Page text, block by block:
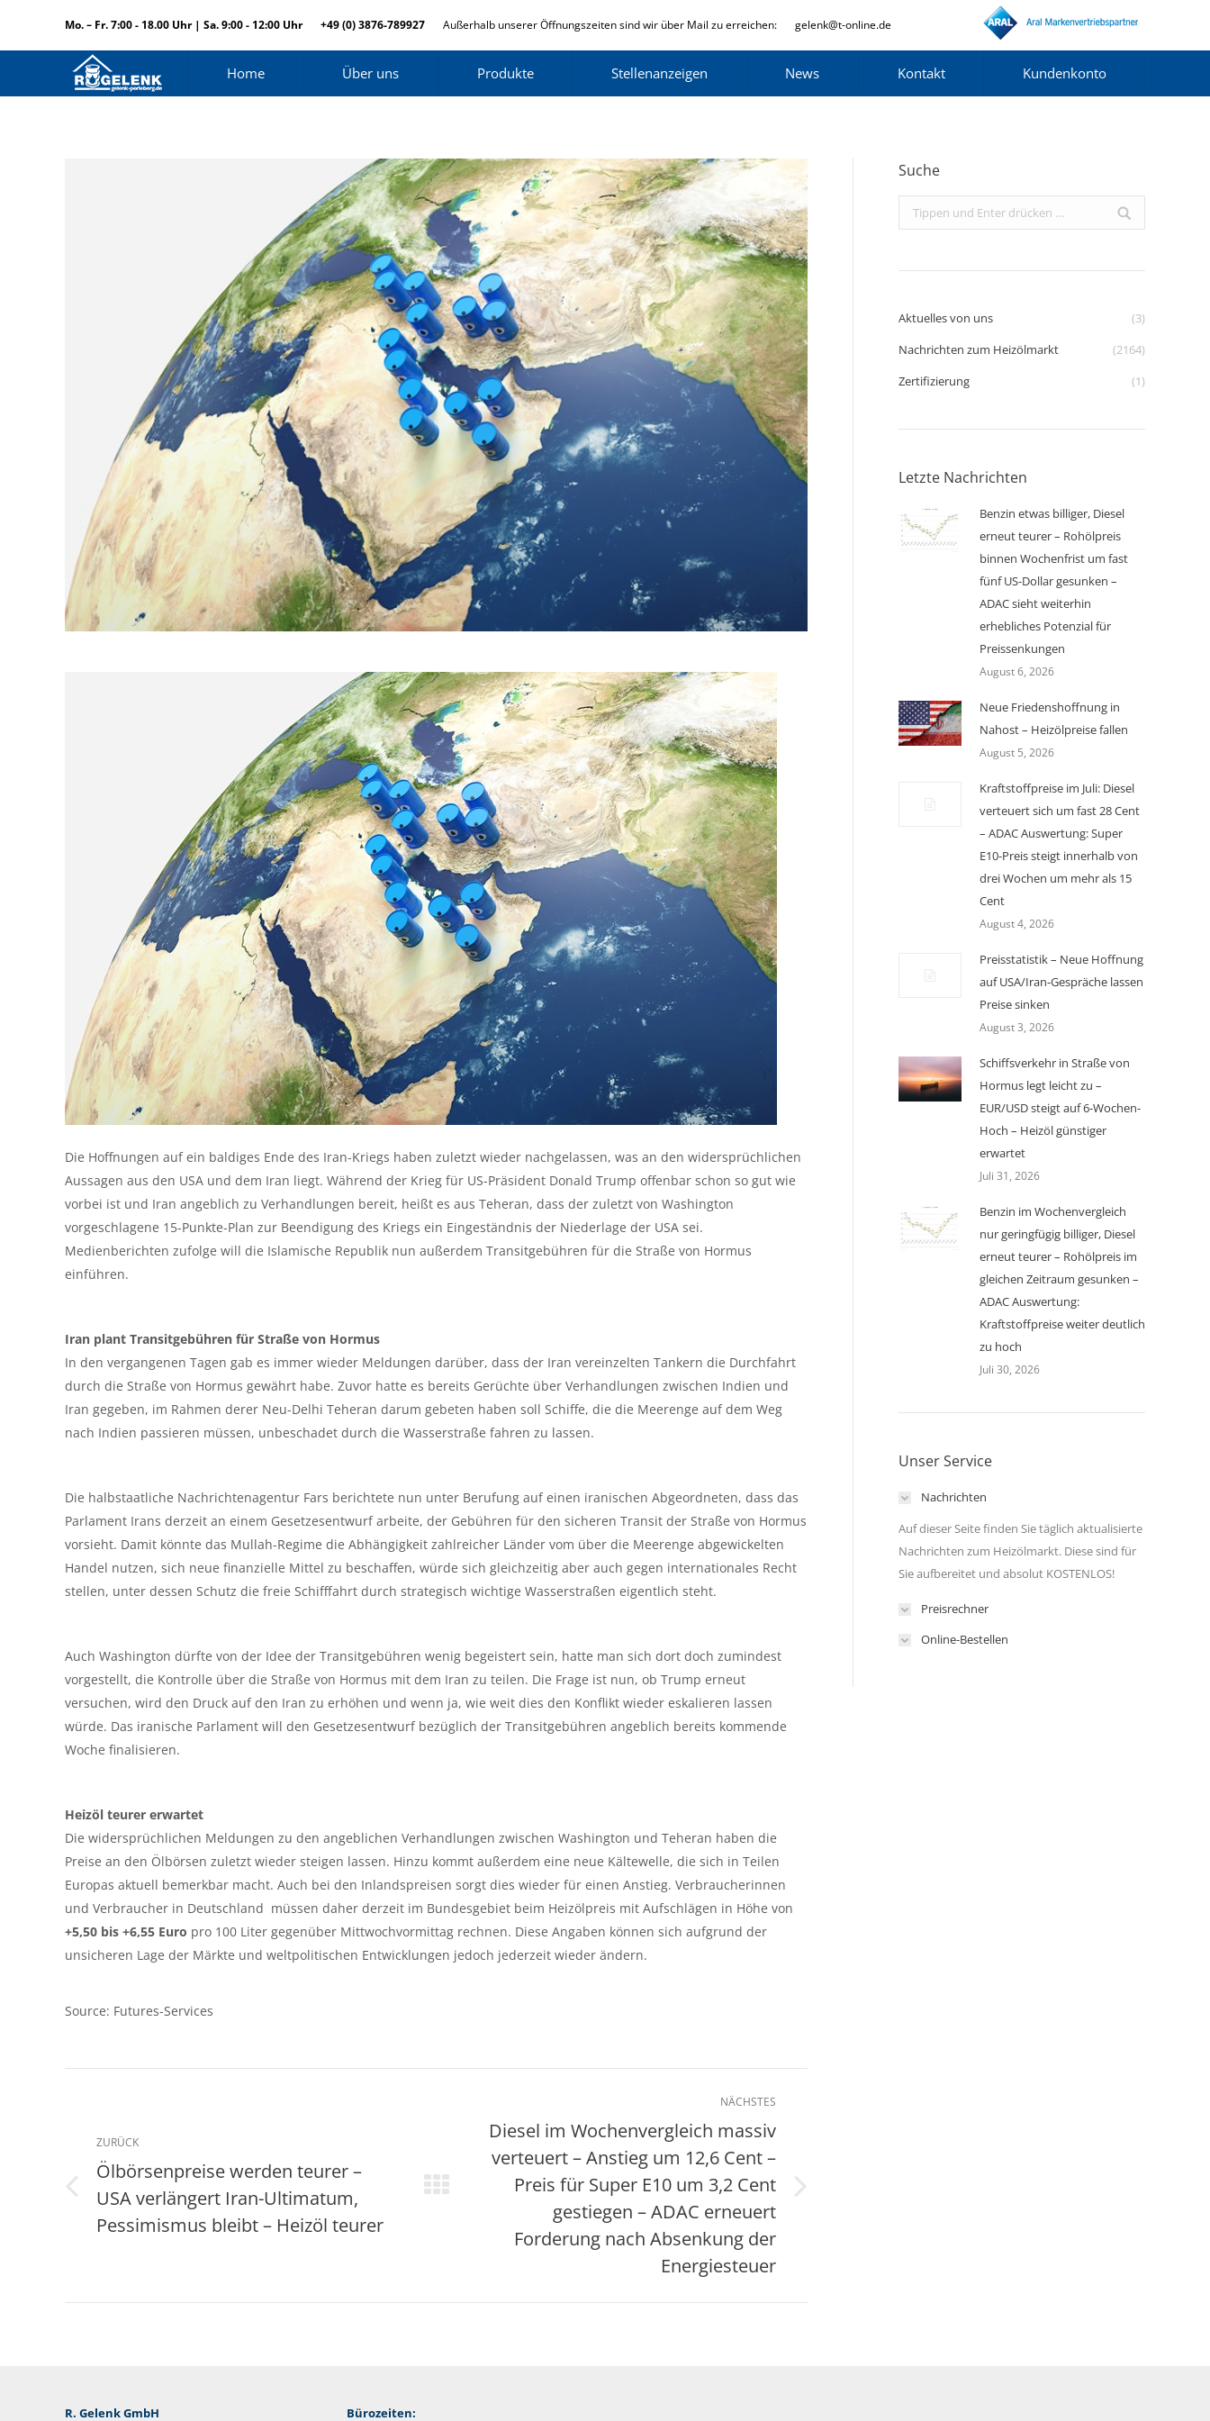
Mo. – Fr. 7:00 - 18.00 Uhr | Sa. 9:00 - 12:00 Uhr +49 (0) 3876-789927 Außerhalb unserer Öffnungszeiten sind wir über Mail zu erreichen: gelenk@t-online.de
Home Über uns Produkte Stellenanzeigen News Kontakt Kundenkonto
Die Hoffnungen auf ein baldiges Ende des Iran-Kriegs haben zuletzt wieder nachgelassen, was an den widersprüchlichen
Aussagen aus den USA und dem Iran liegt. Während der Krieg für US-Präsident Donald Trump offenbar schon so gut wie
vorbei ist und Iran angeblich zu Verhandlungen bereit, heißt es aus Teheran, dass der zuletzt von Washington
vorgeschlagene 15-Punkte-Plan zur Beendigung des Kriegs ein Eingeständnis der Niederlage der USA sei.
Medienberichten zufolge will die Islamische Republik nun außerdem Transitgebühren für die Straße von Hormus
einführen.
Iran plant Transitgebühren für Straße von Hormus
In den vergangenen Tagen gab es immer wieder Meldungen darüber, dass der Iran vereinzelten Tankern die Durchfahrt
durch die Straße von Hormus gewährt habe. Zuvor hatte es bereits Gerüchte über Verhandlungen zwischen Indien und
Iran gegeben, im Rahmen derer Neu-Delhi Teheran darum gebeten haben soll Schiffe, die die Meerenge auf dem Weg
nach Indien passieren müssen, unbeschadet durch die Wasserstraße fahren zu lassen.
Die halbstaatliche Nachrichtenagentur Fars berichtete nun unter Berufung auf einen iranischen Abgeordneten, dass das
Parlament Irans derzeit an einem Gesetzesentwurf arbeite, der Gebühren für den sicheren Transit der Straße von Hormus
vorsieht. Damit könnte das Mullah-Regime die Abhängigkeit zahlreicher Länder vom über die Meerenge abgewickelten
Handel nutzen, sich neue finanzielle Mittel zu beschaffen, würde sich gleichzeitig aber auch gegen internationales Recht
stellen, unter dessen Schutz die freie Schifffahrt durch strategisch wichtige Wasserstraßen eigentlich steht.
Auch Washington dürfte von der Idee der Transitgebühren wenig begeistert sein, hatte man sich dort doch zumindest
vorgestellt, die Kontrolle über die Straße von Hormus mit dem Iran zu teilen. Die Frage ist nun, ob Trump erneut
versuchen, wird den Druck auf den Iran zu erhöhen und wenn ja, wie weit dies den Konflikt wieder eskalieren lassen
würde. Das iranische Parlament will den Gesetzesentwurf bezüglich der Transitgebühren angeblich bereits kommende
Woche finalisieren.
Heizöl teurer erwartet
Die widersprüchlichen Meldungen zu den angeblichen Verhandlungen zwischen Washington und Teheran haben die
Preise an den Ölbörsen zuletzt wieder steigen lassen. Hinzu kommt außerdem eine neue Kältewelle, die sich in Teilen
Europas aktuell bemerkbar macht. Auch bei den Inlandspreisen sorgt dies wieder für einen Anstieg. Verbraucherinnen
und Verbraucher in Deutschland müssen daher derzeit im Bundesgebiet beim Heizölpreis mit Aufschlägen in Höhe von
+5,50 bis +6,55 Euro pro 100 Liter gegenüber Mittwochvormittag rechnen. Diese Angaben können sich aufgrund der
unsicheren Lage der Märkte und weltpolitischen Entwicklungen jedoch jederzeit wieder ändern.
Source: Futures-Services
ZURÜCK
Vorheriger
Beitrag:
Ölbörsenpreise werden teurer –
USA verlängert Iran-Ultimatum,
Pessimismus bleibt – Heizöl teurer
NÄCHSTES
Nächster
Diesel im Wochenvergleich massiv
verteuert – Anstieg um 12,6 Cent –
Preis für Super E10 um 3,2 Cent
gestiegen – ADAC erneuert
Forderung nach Absenkung der
Energiesteuer
Suche
Search:
Aktuelles von uns
(3)
Nachrichten zum Heizölmarkt
(2164)
Zertifizierung
(1)
Letzte Nachrichten
Benzin etwas billiger, Diesel
erneut teurer – Rohölpreis
binnen Wochenfrist um fast
fünf US-Dollar gesunken –
ADAC sieht weiterhin
erhebliches Potenzial für
Preissenkungen
August 6, 2026
Neue Friedenshoffnung in
Nahost – Heizölpreise fallen
August 5, 2026
Kraftstoffpreise im Juli: Diesel
verteuert sich um fast 28 Cent
– ADAC Auswertung: Super
E10-Preis steigt innerhalb von
drei Wochen um mehr als 15
Cent
August 4, 2026
Preisstatistik – Neue Hoffnung
auf USA/Iran-Gespräche lassen
Preise sinken
August 3, 2026
Schiffsverkehr in Straße von
Hormus legt leicht zu –
EUR/USD steigt auf 6-Wochen-
Hoch – Heizöl günstiger
erwartet
Juli 31, 2026
Benzin im Wochenvergleich
nur geringfügig billiger, Diesel
erneut teurer – Rohölpreis im
gleichen Zeitraum gesunken –
ADAC Auswertung:
Kraftstoffpreise weiter deutlich
zu hoch
Juli 30, 2026
Unser Service
Nachrichten
Auf dieser Seite finden Sie täglich aktualisierte
Nachrichten zum Heizölmarkt. Diese sind für
Sie aufbereitet und absolut KOSTENLOS!
Preisrechner
Online-Bestellen
R. Gelenk GmbH Bürozeiten: